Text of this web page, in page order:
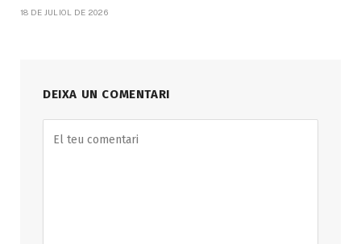
18 DE JULIOL DE 2026
DEIXA UN COMENTARI